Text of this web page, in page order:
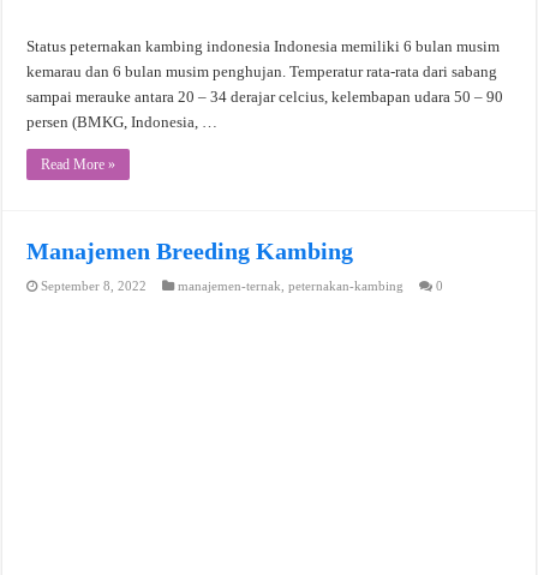
Status peternakan kambing indonesia Indonesia memiliki 6 bulan musim
kemarau dan 6 bulan musim penghujan. Temperatur rata-rata dari sabang
sampai merauke antara 20 – 34 derajar celcius, kelembapan udara 50 – 90
persen (BMKG, Indonesia, …
Read More »
Manajemen Breeding Kambing
September 8, 2022 manajemen-ternak ,peternakan-kambing 0